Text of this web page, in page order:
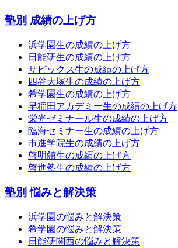
塾別 成績の上げ方
浜学園生の成績の上げ方
日能研生の成績の上げ方
サピックス生の成績の上げ方
四谷大塚生の成績の上げ方
希学園生の成績の上げ方
早稲田アカデミー生の成績の上げ方
栄光ゼミナール生の成績の上げ方
臨海セミナー生の成績の上げ方
市進学院生の成績の上げ方
啓明館生の成績の上げ方
啓進塾生の成績の上げ方
塾別 悩みと解決策
浜学園の悩みと解決策
希学園の悩みと解決策
日能研関西の悩みと解決策